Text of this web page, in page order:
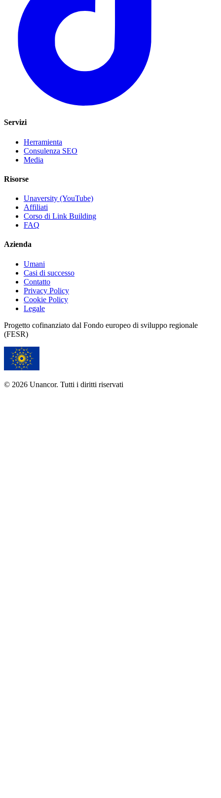
Servizi
Herramienta
Consulenza SEO
Media
Risorse
Unaversity (YouTube)
Affiliati
Corso di Link Building
FAQ
Azienda
Umani
Casi di successo
Contatto
Privacy Policy
Cookie Policy
Legale
Progetto cofinanziato dal Fondo europeo di sviluppo regionale
(FESR)
© 2026 Unancor. Tutti i diritti riservati